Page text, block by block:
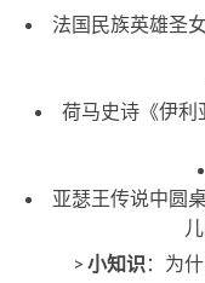
法国民族英雄圣
荷马史诗《伊利
亚瑟王传说中圆
> 小知识 ：为